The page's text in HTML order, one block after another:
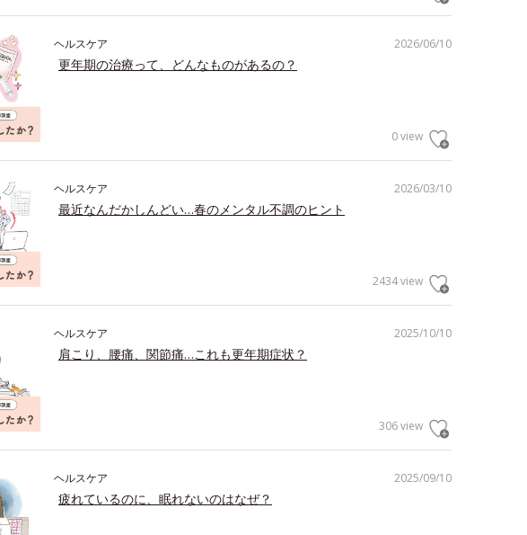
2026/06/10
ヘルスケア
更年期の治療って、どんなものがあるの？
0 view
2026/03/10
ヘルスケア
最近なんだかしんどい…春のメンタル不調のヒント
2434 view
2025/10/10
ヘルスケア
肩こり、腰痛、関節痛…これも更年期症状？
306 view
2025/09/10
ヘルスケア
疲れているのに、眠れないのはなぜ？